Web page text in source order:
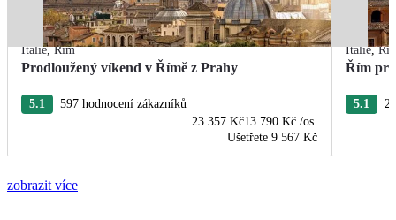
Itálie,Řím
Prodloužený víkend v Římě z Prahy
5.1
597 hodnocení zákazníků
23 357 Kč13 790 Kč /os.
Ušetřete 9 567 Kč
Itálie,
Řím
5.1
zobrazit více